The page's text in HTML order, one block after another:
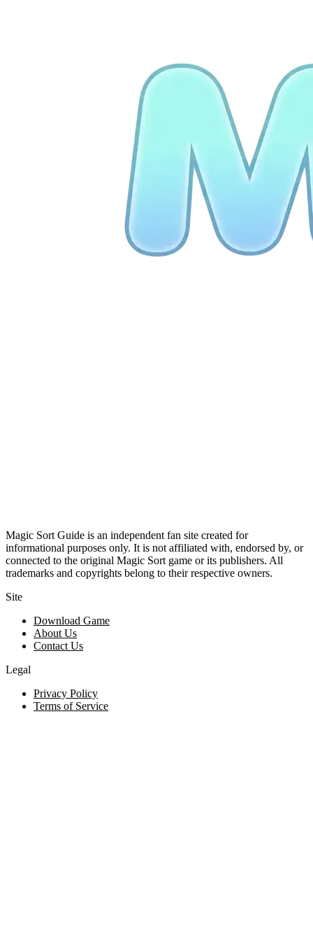
Magic Sort Guide is an independent fan site created for
informational purposes only. It is not affiliated with, endorsed by, or
connected to the original Magic Sort game or its publishers. All
trademarks and copyrights belong to their respective owners.
Site
Download Game
About Us
Contact Us
Legal
Privacy Policy
Terms of Service